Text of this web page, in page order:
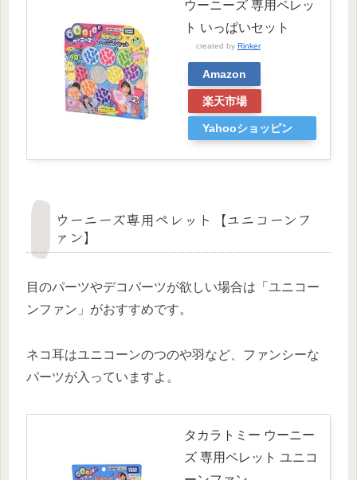
ウーニーズ 専用ペレッ
ト いっぱいセット
created by Rinker
Amazon
楽天市場
Yahooショッピン
ウーニーズ専用ペレット【ユニコーンフ
ァン】
目のパーツやデコパーツが欲しい場合は「ユニコー
ンファン」がおすすめです。
ネコ耳はユニコーンのつのや羽など、ファンシーな
パーツが入っていますよ。
タカラトミー ウーニー
ズ 専用ペレット ユニコ